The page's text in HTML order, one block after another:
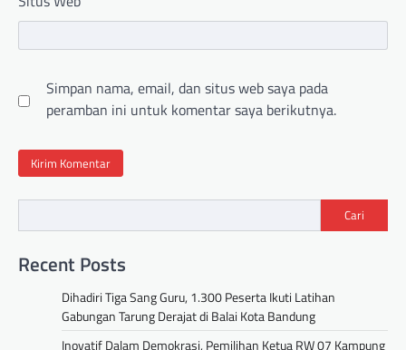
Simpan nama, email, dan situs web saya pada
peramban ini untuk komentar saya berikutnya.
Cari
Recent Posts
Dihadiri Tiga Sang Guru, 1.300 Peserta Ikuti Latihan
Gabungan Tarung Derajat di Balai Kota Bandung
Inovatif Dalam Demokrasi, Pemilihan Ketua RW 07 Kampung